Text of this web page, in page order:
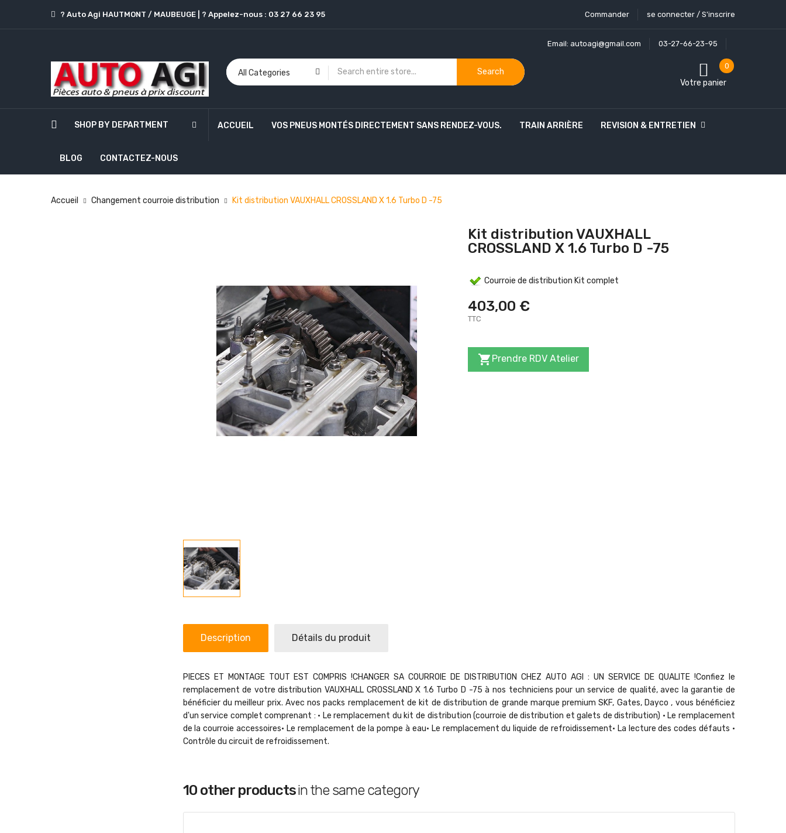
? Auto Agi HAUTMONT / MAUBEUGE ? Appelez-nous : 03 27 66 23 95 se connecter / S'inscrire
Commander
03-27-66-23-95
Email: autoagi@gmail.com
Search
0
Votre panier
SHOP BY DEPARTMENT ACCUEIL VOS PNEUS MONTÉS DIRECTEMENT SANS RENDEZ-VOUS. TRAIN ARRIÈRE REVISION & ENTRETIEN
BLOG CONTACTEZ-NOUS
Accueil Changement courroie distribution Kit distribution VAUXHALL CROSSLAND X 1.6 Turbo D -75
Kit distribution VAUXHALL
CROSSLAND X 1.6 Turbo D -75
Courroie de distribution Kit complet
403,00 €
TTC
 Prendre RDV Atelier
Description Détails du produit
PIECES ET MONTAGE TOUT EST COMPRIS !CHANGER SA COURROIE DE DISTRIBUTION CHEZ AUTO AGI : UN SERVICE DE QUALITE !Confiez le
remplacement de votre distribution VAUXHALL CROSSLAND X 1.6 Turbo D -75 à nos techniciens pour un service de qualité, avec la garantie de
bénéficier du meilleur prix. Avec nos packs remplacement de kit de distribution de grande marque premium SKF, Gates, Dayco , vous bénéficiez
d'un service complet comprenant : • Le remplacement du kit de distribution (courroie de distribution et galets de distribution) • Le remplacement
de la courroie accessoires• Le remplacement de la pompe à eau• Le remplacement du liquide de refroidissement• La lecture des codes défauts •
Contrôle du circuit de refroidissement.
10 other productsin the same category